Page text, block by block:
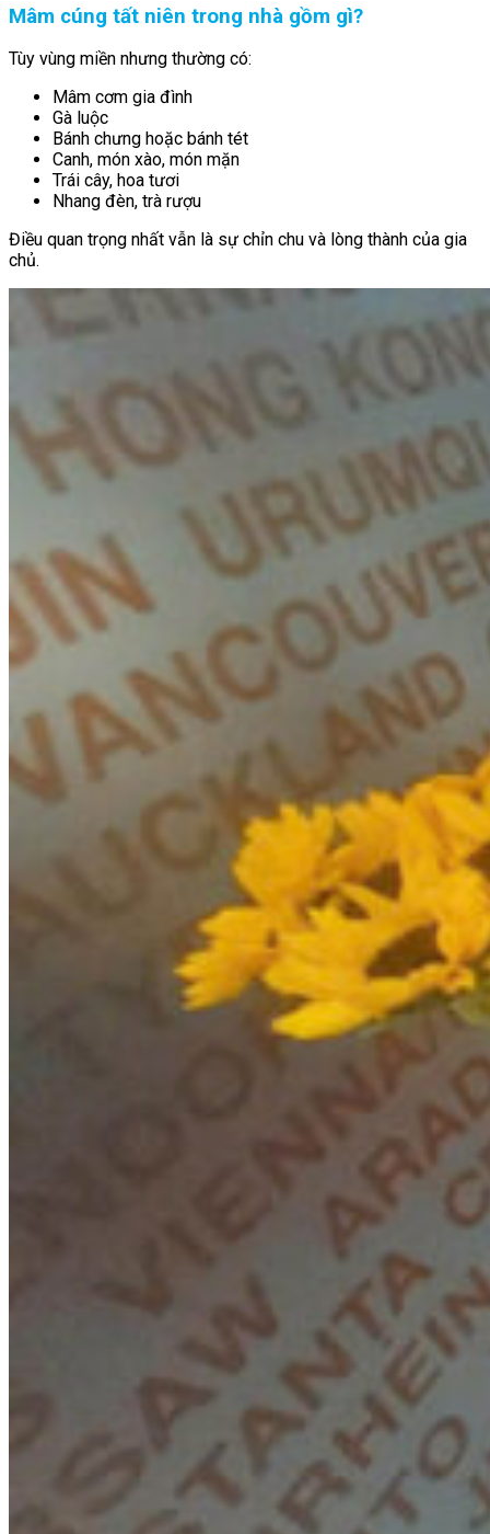
Mâm cúng tất niên trong nhà gồm gì?
Tùy vùng miền nhưng thường có:
Mâm cơm gia đình
Gà luộc
Bánh chưng hoặc bánh tét
Canh, món xào, món mặn
Trái cây, hoa tươi
Nhang đèn, trà rượu
Điều quan trọng nhất vẫn là sự chỉn chu và lòng thành của gia
chủ.